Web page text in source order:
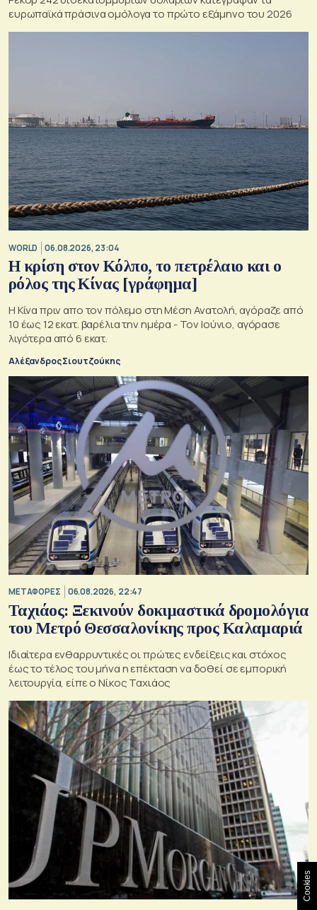
ευρωπαϊκά πράσινα ομόλογα το πρώτο εξάμηνο του 2026
WORLD 06.08.2026, 23:04
Η κρίση στoν Κόλπο, το πετρέλαιο και ο
ρόλος της Κίνας [γράφημα]
Η Κίνα πριν απο τον πόλεμο στη Μέση Ανατολή, αγόραζε από
10 έως 12 εκατ. βαρέλια την ημέρα - Τον Ιούνιο, αγόρασε
λιγότερα από 6 εκατ.
Αλέξανδρος Σιουτζούκης
ΜΕΤΑΦΟΡΕΣ 06.08.2026, 22:47
Ταχιάος: Ξεκινούν δοκιμαστικά δρομολόγια
του Μετρό Θεσσαλονίκης προς Καλαμαριά
Ιδιαίτερα ενθαρρυντικές οι πρώτες ενδείξεις και στόχος
έως το τέλος του μήνα η επέκταση να δοθεί σε εμπορική
λειτουργία, είπε ο Νίκος Ταχιάος
Cookies